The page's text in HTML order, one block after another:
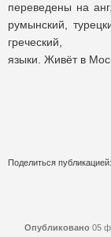
переведены на
румынский,
греческий,
языки. Живёт в
Поделиться публикацией:
Опубликовано 05